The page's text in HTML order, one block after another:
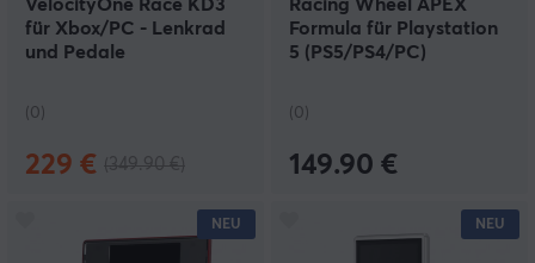
VelocityOne Race KD3
für Xbox/PC - Lenkrad
und Pedale
(0)
229 €
Racing Wheel APEX
Formula für Playstation
5 (PS5/PS4/PC)
(0)
149.90 €
NEU NEU